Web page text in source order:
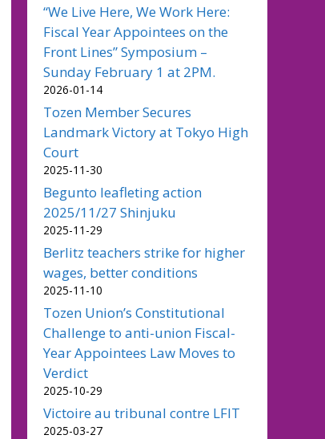
“We Live Here, We Work Here:
Fiscal Year Appointees on the
Front Lines” Symposium –
Sunday February 1 at 2PM.
2026-01-14
Tozen Member Secures
Landmark Victory at Tokyo High
Court
2025-11-30
Begunto leafleting action
2025/11/27 Shinjuku
2025-11-29
Berlitz teachers strike for higher
wages, better conditions
2025-11-10
Tozen Union’s Constitutional
Challenge to anti-union Fiscal-
Year Appointees Law Moves to
Verdict
2025-10-29
Victoire au tribunal contre LFIT
2025-03-27